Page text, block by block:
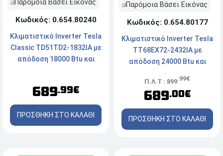
Παρόμοια Βάσει Εικόνας
Κωδικός: 0.654.80240
Κλιματιστικό Inverter Tesla
Classic TD51TD2-1832IA με
απόδοση 18000 Btu και
689.99€
ΠΡΟΣΘΗΚΗ ΣΤΟ ΚΑΛΑΘΙ
Παρόμοια Βάσει Εικόνας
Κωδικός: 0.654.80177
Κλιματιστικό Inverter Tesla
TT68EX72-2432IA με
απόδοση 24000 Btu και
A++/A+++
Π.Λ.Τ : 899.99€
689.00€
ΠΡΟΣΘΗΚΗ ΣΤΟ ΚΑΛΑΘΙ